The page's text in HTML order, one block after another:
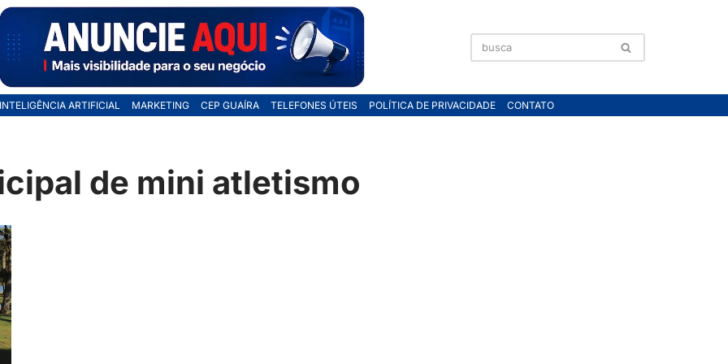
INTELIGÊNCIA ARTIFICIAL MARKETING CEP GUAÍRA TELEFONES ÚTEIS POLÍTICA DE PRIVACIDADE CONTATO
de mini atletismo